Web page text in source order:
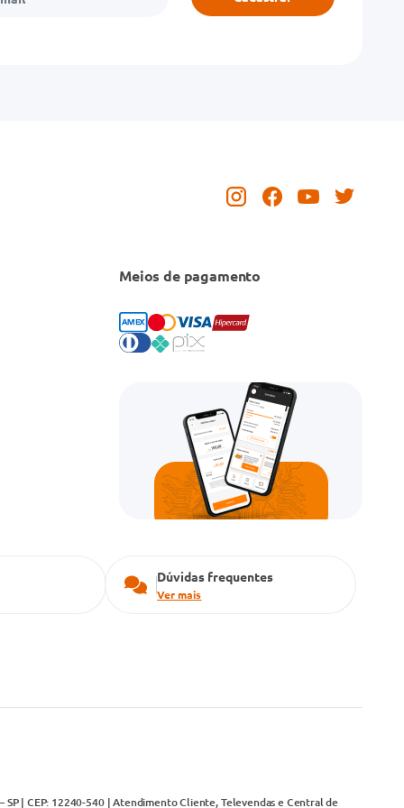
Meios de pagamento
Dúvidas frequentes
Ver mais
SP | CEP: 12240-540 | Atendimento Cliente, Televendas e Central de